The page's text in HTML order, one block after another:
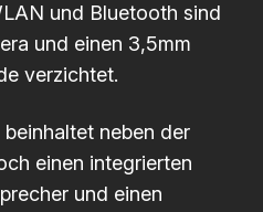
und Bluetooth sind
und einen 3,5mm
verzichtet.
neben der
einen integrierten
und einen